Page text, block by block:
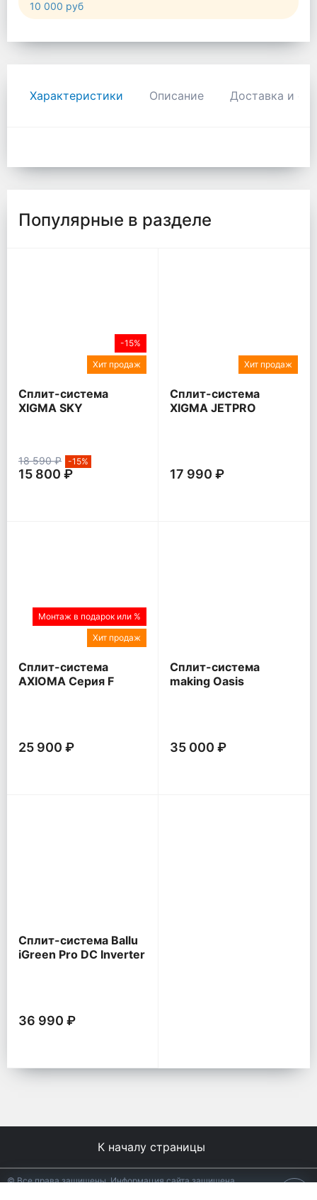
10 000 руб
Характеристики Описание Доставка и
Популярные в разделе
-15%
Хит продаж
Сплит-система
XIGMA SKY
18 590 ₽ -15%
15 800 ₽
Хит продаж
Сплит-система
XIGMA JETPRO
17 990 ₽
Монтаж в подарок или %
Хит продаж
Сплит-система
AXIOMA Серия F
25 900 ₽
Сплит-система
making Oasis
35 000 ₽
Сплит-система Ballu
iGreen Pro DC Inverter
36 990 ₽
К началу страницы
© Все права защищены. Информация сайта защищена